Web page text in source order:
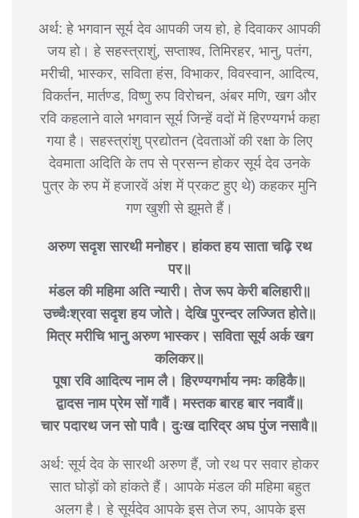
अर्थ: हे भगवान सूर्य देव आपकी जय हो, हे दिवाकर आपकी
जय हो। हे सहस्त्राशुं, सप्ताश्व, तिमिरहर, भानु, पतंग,
मरीची, भास्कर, सविता हंस, विभाकर, विवस्वान, आदित्य,
विकर्तन, मार्तण्ड, विष्णु रुप विरोचन, अंबर मणि, खग और
रवि कहलाने वाले भगवान सूर्य जिन्हें वदों में हिरण्यगर्भ कहा
गया है। सहस्त्रांशु प्रद्योतन (देवताओं की रक्षा के लिए
देवमाता अदिति के तप से प्रसन्न होकर सूर्य देव उनके
पुत्र के रुप में हजारवें अंश में प्रकट हुए थे) कहकर मुनि
गण खुशी से झूमते हैं।
अरुण सदृश सारथी मनोहर। हांकत हय साता चढ़ि रथ
पर॥
मंडल की महिमा अति न्यारी। तेज रूप केरी बलिहारी॥
उच्चैःश्रवा सदृश हय जोते। देखि पुरन्दर लज्जित होते॥
मित्र मरीचि भानु अरुण भास्कर। सविता सूर्य अर्क खग
कलिकर॥
पूषा रवि आदित्य नाम लै। हिरण्यगर्भाय नमः कहिकै॥
द्वादस नाम प्रेम सों गावैं। मस्तक बारह बार नवावैं॥
चार पदारथ जन सो पावै। दुःख दारिद्र अघ पुंज नसावै॥
अर्थ: सूर्य देव के सारथी अरुण हैं, जो रथ पर सवार होकर
सात घोड़ों को हांकते हैं। आपके मंडल की महिमा बहुत
अलग है। हे सूर्यदेव आपके इस तेज रुप, आपके इस